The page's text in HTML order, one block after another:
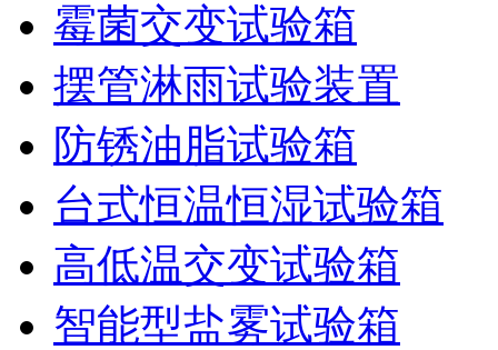
霉菌交变试验箱
摆管淋雨试验装置
防锈油脂试验箱
台式恒温恒湿试验箱
高低温交变试验箱
智能型盐雾试验箱